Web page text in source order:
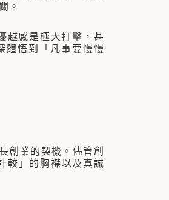
。
感是極大打擊，甚
體悟到「凡事要慢慢
業的契機。儘管創
較」的胸襟以及真誠